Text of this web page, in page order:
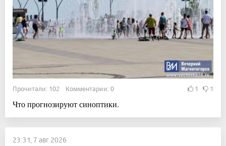
Прочитали: 102 Комментарии: 0 1 1
Что прогнозируют синоптики.
23:31, 7 авг 2026